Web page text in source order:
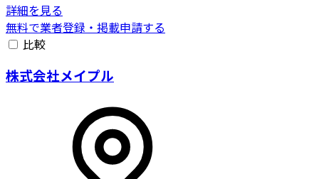
詳細を見る
無料で業者登録・掲載申請する
比較
株式会社メイプル